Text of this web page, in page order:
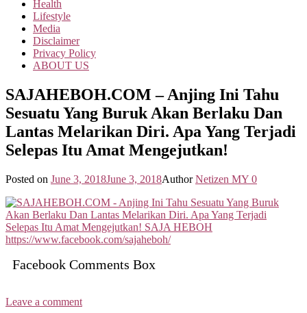
Health
Lifestyle
Media
Disclaimer
Privacy Policy
ABOUT US
SAJAHEBOH.COM – Anjing Ini Tahu
Sesuatu Yang Buruk Akan Berlaku Dan
Lantas Melarikan Diri. Apa Yang Terjadi
Selepas Itu Amat Mengejutkan!
Posted on June 3, 2018June 3, 2018Author Netizen MY 0
Facebook Comments Box
Leave a comment